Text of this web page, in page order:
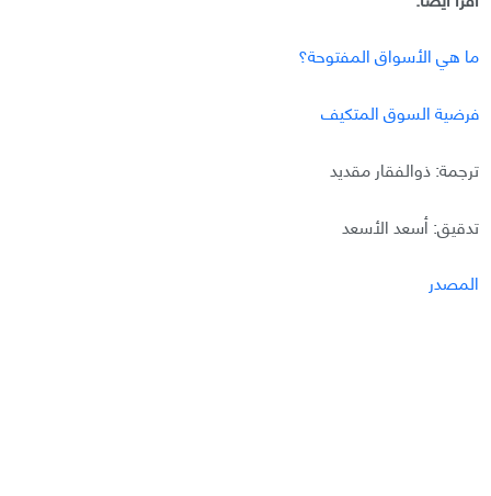
ما هي الأسواق المفتوحة؟
فرضية السوق المتكيف
ترجمة: ذوالفقار مقديد
تدقيق: أسعد الأسعد
المصدر